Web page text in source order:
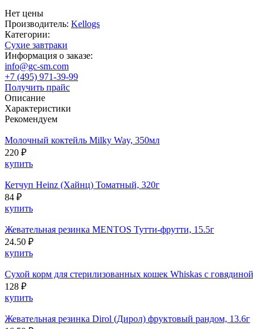
Нет цены
Производитель: Kellogs
Категории:
Cухие завтраки
Информация о заказе:
info@gc-sm.com
+7 (495) 971-39-99
Получить прайс
Описание
Характеристики
Рекомендуем
Молочный коктейль Milky Way, 350мл
220 ₽
купить
Кетчуп Heinz (Хайнц) Томатный, 320г
84 ₽
купить
Жевательная резинка MENTOS Тутти-фрутти, 15.5г
24.50 ₽
купить
Сухой корм для стерилизованных кошек Whiskas с
128 ₽
купить
Жевательная резинка Dirol (Дирол) фруктовый рандом, 13.6г